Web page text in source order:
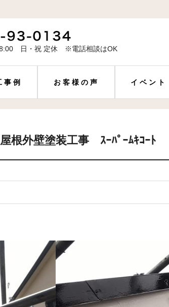
日・祝 定休 ※電話相談はOK
事例 お客様の声 イベント
外壁塗装工事 ｽｰﾊﾟｰﾑｷｺｰﾄ